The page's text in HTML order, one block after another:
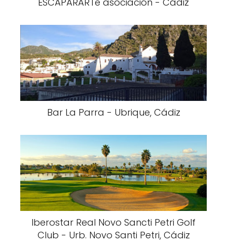
Bar La Parra - Ubrique, Cádiz
Iberostar Real Novo Sancti Petri Golf
Club - Urb. Novo Santi Petri, Cádiz